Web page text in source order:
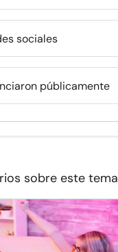
sociales
públicamente
sobre este tema